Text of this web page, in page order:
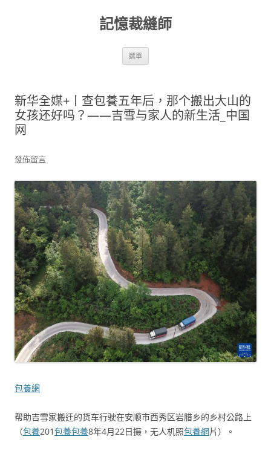
記憶裁縫師
選單
新华全媒+丨查包養五年后，那个搬出大山的
女孩还好吗？——吉雪与家人的新生活_中国
网
發佈留言
包養網
帮助吉雪家搬迁的货车行驶在安顺市西秀区岩腊乡的乡村公路上
（包養201包養包養8年4月22日摄，无人机照包養網片）。